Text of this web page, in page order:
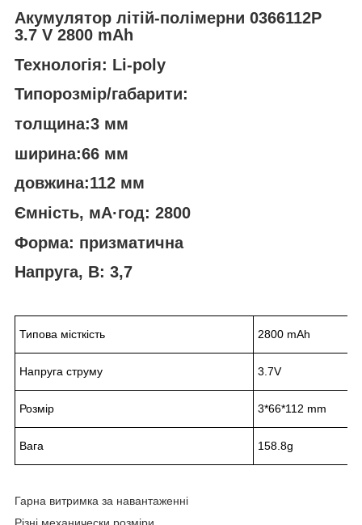
Акумулятор літій-полімерни 0366112P
3.7 V 2800 mAh
Технологія: Li-poly
Типорозмір/габарити:
толщина:3 мм
ширина:66 мм
довжина:112 мм
Ємність, мА·год: 2800
Форма: призматична
Напруга, В: 3,7
Типова місткість 2800 mAh
Напруга струму 3.7V
Розмір 3*66*112 mm
Вага 158.8g
Гарна витримка за навантаженні